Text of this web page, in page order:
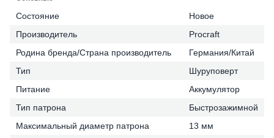
Состояние
Новое
Производитель
Procraft
Родина бренда/Страна производитель
Германия/Китай
Тип
Шуруповерт
Питание
Аккумулятор
Тип патрона
Быстрозажимной
Максимальный диаметр патрона
13 мм